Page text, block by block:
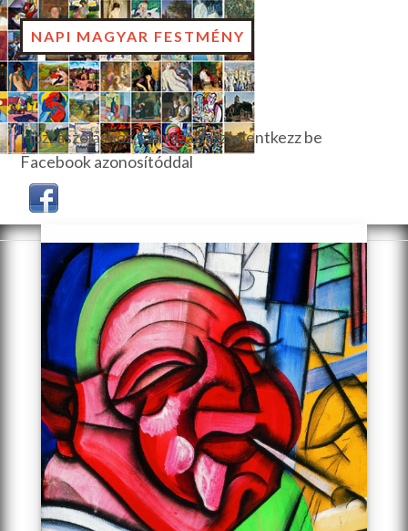
NAPI MAGYAR FESTMÉNY
Hozzászóláshoz, szavazáshoz jelentkezz be
Facebook azonosítóddal